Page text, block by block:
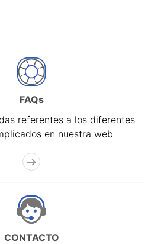
FAQs
referentes a los diferentes
en nuestra web
CONTACTO